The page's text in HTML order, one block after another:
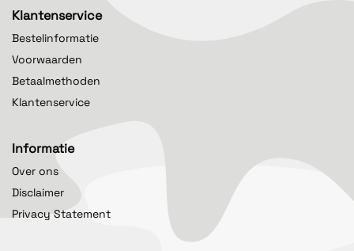
Klantenservice
Bestelinformatie
Voorwaarden
Betaalmethoden
Klantenservice
Informatie
Over ons
Disclaimer
Privacy Statement